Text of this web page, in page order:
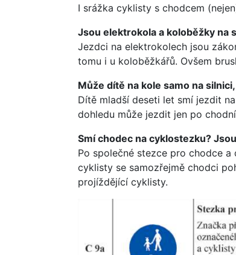
I srážka cyklisty s chodcem
Jsou elektrokola a koloběžky na
Jezdci na elektrokolech jsou
tomu i u koloběžkářů. Ovšem
Může dítě na kole samo na
Dítě mladší deseti let smí jezdit
dohledu může jezdit jen po
Smí chodec na cyklostezku?
Po společné stezce pro chodce
cyklisty se samozřejmě chodci
projíždějící cyklisty.